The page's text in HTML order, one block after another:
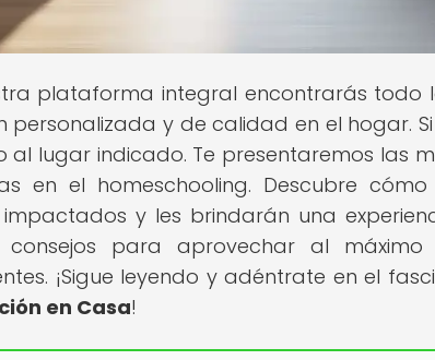
plataforma integral encontrarás todo
y de calidad en el hogar.
lugar indicado. Te presentaremos las
en el homeschooling. Descubre cómo
y les brindarán una
para aprovechar al máximo
¡Sigue leyendo y adéntrate en el
en Casa!